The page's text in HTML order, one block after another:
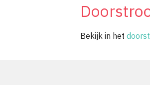
Bekijk in het